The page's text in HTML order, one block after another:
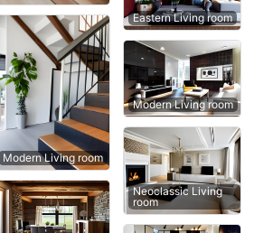
Modern Living room
Eastern Living room
Modern Living room
Neoclassic Living
room